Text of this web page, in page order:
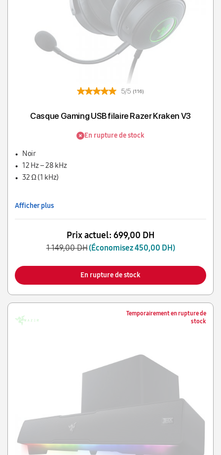
5/5 (116)
Casque Gaming USB filaire Razer Kraken V3
En rupture de stock
Noir
12 Hz – 28 kHz
32 Ω (1 kHz)
Afficher plus
Prix actuel: 699,00 DH
1 149,00 DH(Économisez 450,00 DH)
En rupture de stock
Temporairement en rupture de
stock